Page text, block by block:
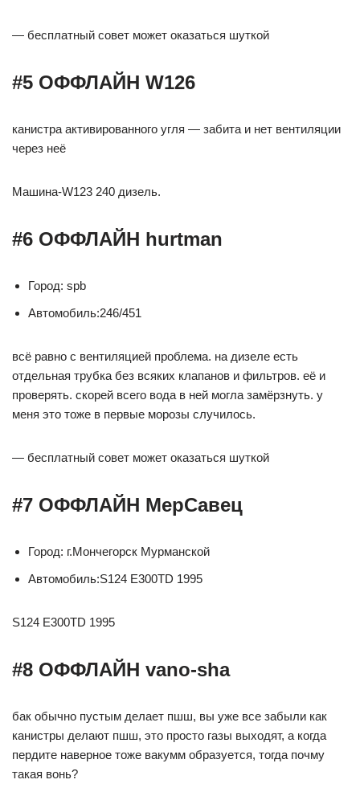
— бесплатный совет может оказаться шуткой
#5 ОФФЛАЙН W126
канистра активированного угля — забита и нет вентиляции
через неё
Машина-W123 240 дизель.
#6 ОФФЛАЙН hurtman
Город: spb
Автомобиль:246/451
всё равно с вентиляцией проблема. на дизеле есть
отдельная трубка без всяких клапанов и фильтров. её и
проверять. скорей всего вода в ней могла замёрзнуть. у
меня это тоже в первые морозы случилось.
— бесплатный совет может оказаться шуткой
#7 ОФФЛАЙН МерСавец
Город: г.Мончегорск Мурманской
Автомобиль:S124 Е300TD 1995
S124 Е300TD 1995
#8 ОФФЛАЙН vano-sha
бак обычно пустым делает пшш, вы уже все забыли как
канистры делают пшш, это просто газы выходят, а когда
пердите наверное тоже вакумм образуется, тогда почму
такая вонь?